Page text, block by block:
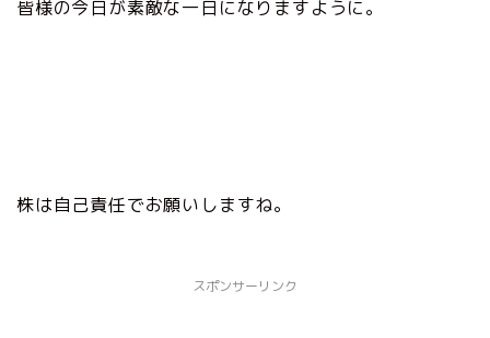
皆様の今日が素敵な一日になりますように。
株は自己責任でお願いしますね。
スポンサーリンク